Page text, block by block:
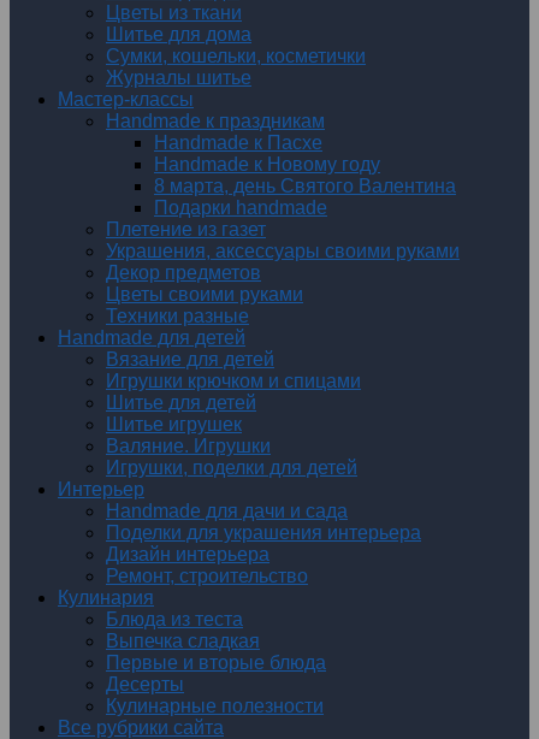
Цветы из ткани
Шитье для дома
Сумки, кошельки, косметички
Журналы шитье
Мастер-классы
Handmade к праздникам
Handmade к Пасхе
Handmade к Новому году
8 марта, день Святого Валентина
Подарки handmade
Плетение из газет
Украшения, аксессуары своими руками
Декор предметов
Цветы своими руками
Техники разные
Handmade для детей
Вязание для детей
Игрушки крючком и спицами
Шитье для детей
Шитье игрушек
Валяние. Игрушки
Игрушки, поделки для детей
Интерьер
Handmade для дачи и сада
Поделки для украшения интерьера
Дизайн интерьера
Ремонт, строительство
Кулинария
Блюда из теста
Выпечка сладкая
Первые и вторые блюда
Десерты
Кулинарные полезности
Все рубрики сайта